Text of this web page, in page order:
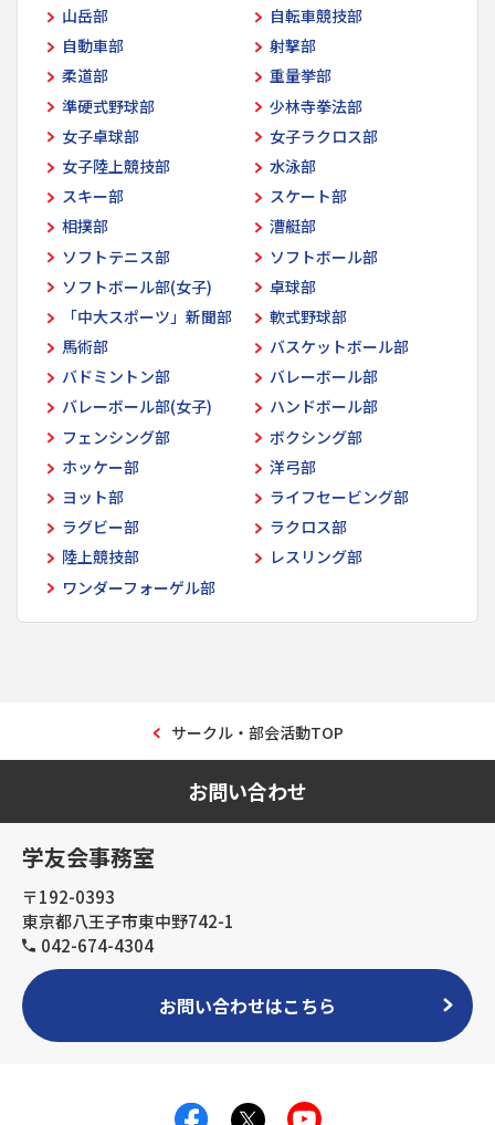
山岳部
自転車競技部
自動車部
射撃部
柔道部
重量挙部
準硬式野球部
少林寺拳法部
女子卓球部
女子ラクロス部
女子陸上競技部
水泳部
スキー部
スケート部
相撲部
漕艇部
ソフトテニス部
ソフトボール部
ソフトボール部(女子)
卓球部
「中大スポーツ」新聞部
軟式野球部
馬術部
バスケットボール部
バドミントン部
バレーボール部
バレーボール部(女子)
ハンドボール部
フェンシング部
ボクシング部
ホッケー部
洋弓部
ヨット部
ライフセービング部
ラグビー部
ラクロス部
陸上競技部
レスリング部
ワンダーフォーゲル部
サークル・部会活動TOP
お問い合わせ
学友会事務室
〒192-0393
東京都八王子市東中野742-1
042-674-4304
お問い合わせはこちら